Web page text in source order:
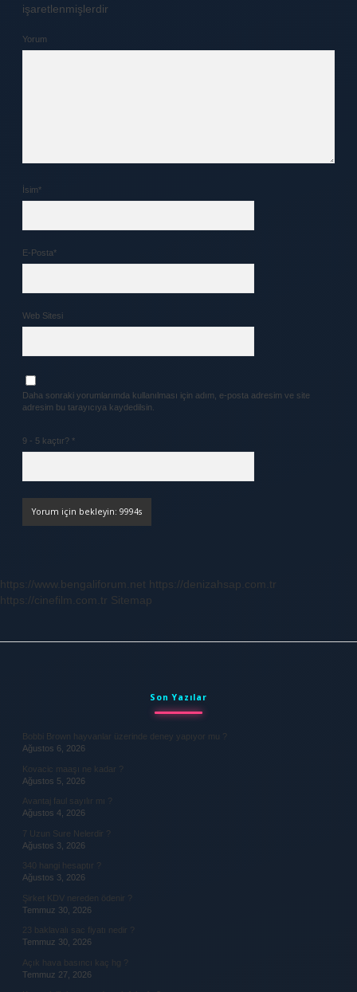
işaretlenmişlerdir
Yorum
İsim*
E-Posta*
Web Sitesi
Daha sonraki yorumlarımda kullanılması için adım, e-posta adresim ve site
adresim bu tarayıcıya kaydedilsin.
9 - 5 kaçtır? *
https://www.bengaliforum.net https://denizahsap.com.tr
https://cinefilm.com.tr Sitemap
Son Yazılar
Bobbi Brown hayvanlar üzerinde deney yapıyor mu ?
Ağustos 6, 2026
Kovacic maaşı ne kadar ?
Ağustos 5, 2026
Avantaj faul sayılır mı ?
Ağustos 4, 2026
7 Uzun Sure Nelerdir ?
Ağustos 3, 2026
340 hangi hesaptır ?
Ağustos 3, 2026
Şirket KDV nereden ödenir ?
Temmuz 30, 2026
23 baklavalı sac fiyatı nedir ?
Temmuz 30, 2026
Açık hava basıncı kaç hg ?
Temmuz 27, 2026